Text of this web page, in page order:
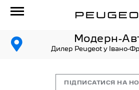
Модерн-
Дилер Peugeot у Івано-
ПІДПИСАТИСЯ НА